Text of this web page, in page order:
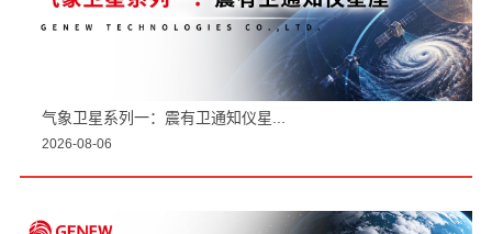
气象卫星系列一：震有卫通知仪星...
2026-08-06